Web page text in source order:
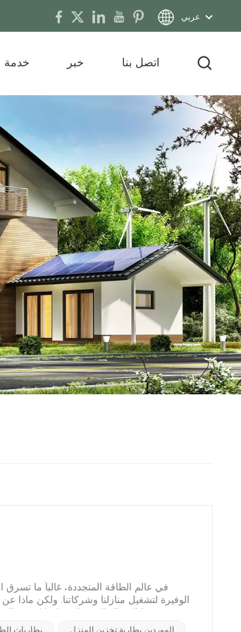
عربي
خدمة خبر اتصل بنا
الوفيرة لتشغيل منازلنا وشركاتنا. ولكن
باهتمام كبير في السنوات الأخيرة، وذلك لسبب
بطاريات الموردين بطارية تخزين المنزل